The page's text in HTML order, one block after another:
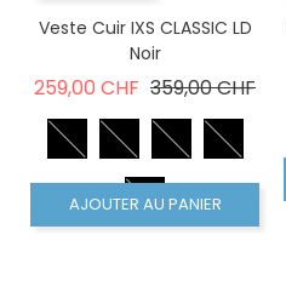
Veste Cuir IXS CLASSIC LD
Noir
259,00 CHF Prix de base
359,00 CHFPrix
AJOUTER AU PANIER